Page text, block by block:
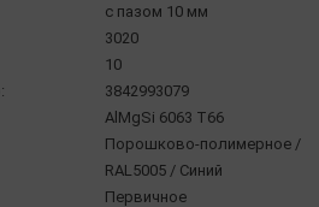
с пазом 10 мм
3020
10
3842993079
AlMgSi 6063 Т66
Порошково-полимерное /
RAL5005 / Синий
Первичное